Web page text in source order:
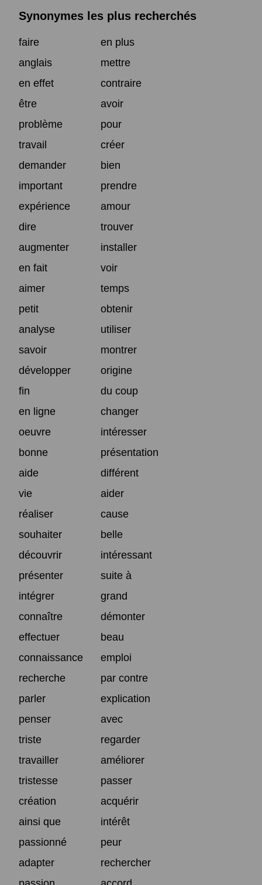
Synonymes les plus recherchés
faire
en plus
anglais
mettre
en effet
contraire
être
avoir
problème
pour
travail
créer
demander
bien
important
prendre
expérience
amour
dire
trouver
augmenter
installer
en fait
voir
aimer
temps
petit
obtenir
analyse
utiliser
savoir
montrer
développer
origine
fin
du coup
en ligne
changer
oeuvre
intéresser
bonne
présentation
aide
différent
vie
aider
réaliser
cause
souhaiter
belle
découvrir
intéressant
présenter
suite à
intégrer
grand
connaître
démonter
effectuer
beau
connaissance
emploi
recherche
par contre
parler
explication
penser
avec
triste
regarder
travailler
améliorer
tristesse
passer
création
acquérir
ainsi que
intérêt
passionné
peur
adapter
rechercher